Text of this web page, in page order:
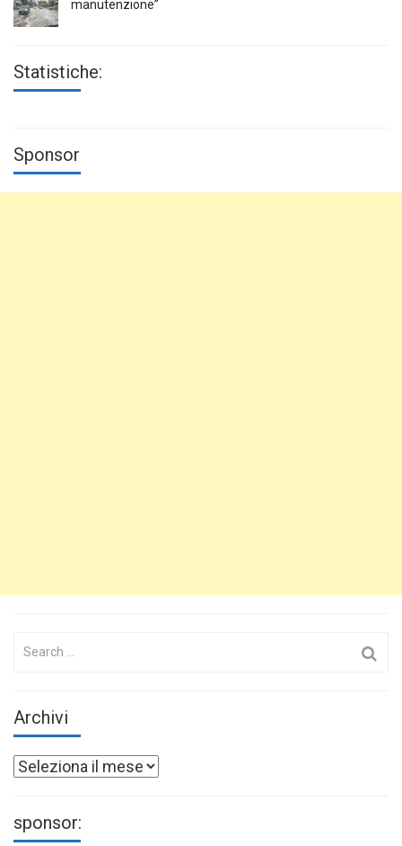
manutenzione”
Statistiche:
Sponsor
Search
Archivi
Archivi
sponsor: